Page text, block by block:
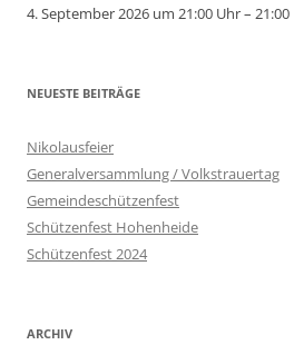
4. September 2026 um 21:00 Uhr – 21:00
NEUESTE BEITRÄGE
Nikolausfeier
Generalversammlung / Volkstrauertag
Gemeindeschützenfest
Schützenfest Hohenheide
Schützenfest 2024
ARCHIV